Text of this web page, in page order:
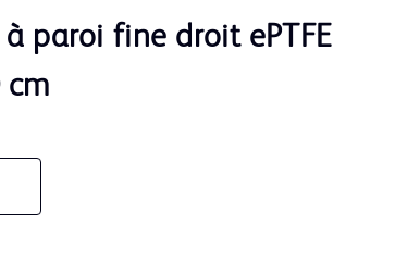
paroi fine droit ePTFE
cm